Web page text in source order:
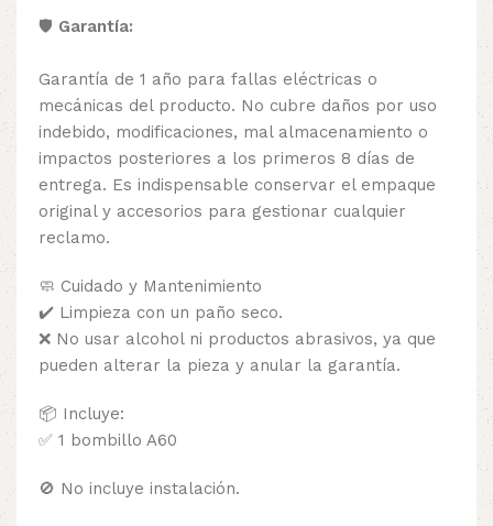
🛡️ Garantía:
Garantía de 1 año para fallas eléctricas o
mecánicas del producto. No cubre daños por uso
indebido, modificaciones, mal almacenamiento o
impactos posteriores a los primeros 8 días de
entrega. Es indispensable conservar el empaque
original y accesorios para gestionar cualquier
reclamo.
🧼 Cuidado y Mantenimiento
✔️ Limpieza con un paño seco.
❌ No usar alcohol ni productos abrasivos, ya que
pueden alterar la pieza y anular la garantía.
📦 Incluye:
✅ 1 bombillo A60
🚫 No incluye instalación.